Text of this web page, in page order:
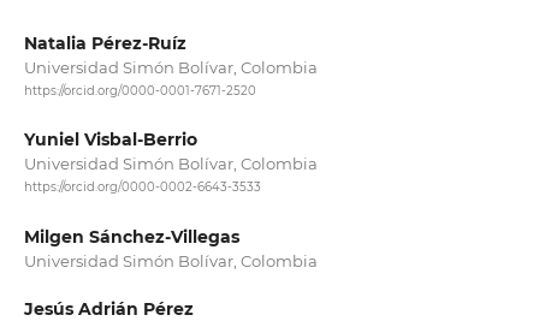
Natalia Pérez-Ruíz
Universidad Simón Bolívar, Colombia
https://orcid.org/0000-0001-7671-2520
Yuniel Visbal-Berrio
Universidad Simón Bolívar, Colombia
https://orcid.org/0000-0002-6643-3533
Milgen Sánchez-Villegas
Universidad Simón Bolívar, Colombia
Jesús Adrián Pérez